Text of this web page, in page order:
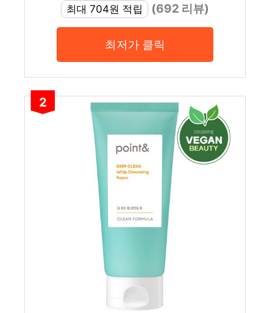
최대 704원 적립
(692 리뷰)
최저가 클릭
2